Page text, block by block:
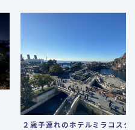
２歳子連れのホテルミラコスタ